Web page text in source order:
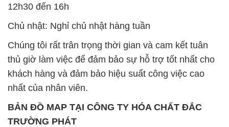
12h30 đến 16h
Chủ nhật: Nghỉ chủ nhật hàng tuần
Chúng tôi rất trân trọng thời gian và cam kết tuân
thủ giờ làm việc để đảm bảo sự hỗ trợ tốt nhất cho
khách hàng và đảm bảo hiệu suất công việc cao
nhất của nhân viên.
BẢN ĐỒ MAP TẠI CÔNG TY HÓA CHẤT ĐẮC
TRƯỜNG PHÁT